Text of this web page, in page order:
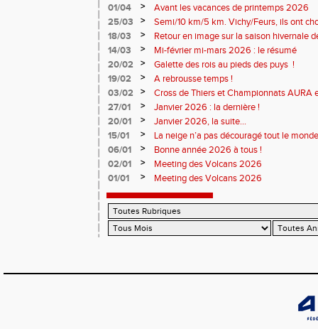
01/04
>
Avant les vacances de printemps 2026
25/03
>
Semi/10 km/5 km. Vichy/Feurs, ils ont
18/03
>
Retour en image sur la saison hivernale
14/03
>
Mi-février mi-mars 2026 : le résumé
20/02
>
Galette des rois au pieds des puys !
19/02
>
A rebrousse temps !
03/02
>
Cross de Thiers et Championnats AURA
27/01
>
Janvier 2026 : la dernière !
20/01
>
Janvier 2026, la suite...
15/01
>
La neige n’a pas découragé tout le
06/01
>
Bonne année 2026 à tous !
02/01
>
Meeting des Volcans 2026
01/01
> Meeting des Volcans 2026